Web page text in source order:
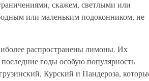
скажем, светлыми или
или маленьким подоконником, не
распространены лимоны. Их
годы особую популярность
Курский и Пандероза,